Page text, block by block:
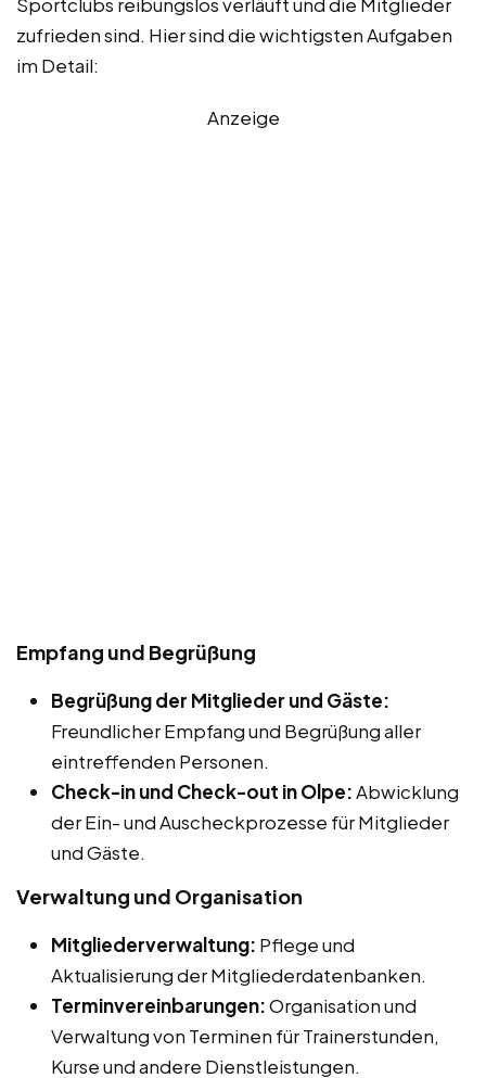
zufrieden sind. Hier sind die wichtigsten Aufgaben
im Detail:
Anzeige
Empfang und Begrüßung
Begrüßung der Mitglieder und Gäste:
Freundlicher Empfang und Begrüßung aller
eintreffenden Personen.
Check-in und Check-out in Olpe:Abwicklung
der Ein- und Auscheckprozesse für Mitglieder
und Gäste.
Verwaltung und Organisation
Mitgliederverwaltung: Pflege und
Aktualisierung der Mitgliederdatenbanken.
Terminvereinbarungen:Organisation und
Verwaltung von Terminen für Trainerstunden,
Kurse und andere Dienstleistungen.